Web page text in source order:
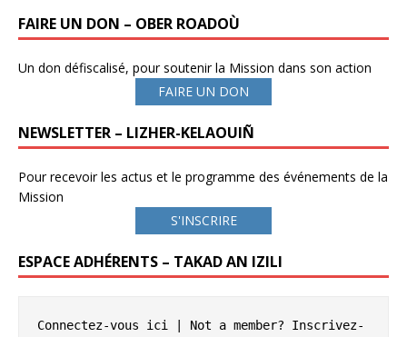
FAIRE UN DON – OBER ROADOÙ
Un don défiscalisé, pour soutenir la Mission dans son action
FAIRE UN DON
NEWSLETTER – LIZHER-KELAOUIÑ
Pour recevoir les actus et le programme des événements de la
Mission
S'INSCRIRE
ESPACE ADHÉRENTS – TAKAD AN IZILI
Connectez-vous ici | Not a member? Inscrivez-